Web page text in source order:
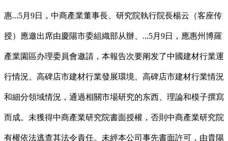
惠...5月9日，中商產業董事長、研究院執行院長楊云（客座传
授）應邀出席由慶陽市委組織部从辦、...5月9日，應惠州博羅
產業園區办理委員會邀請，本報告次要阐发了中國建材行業運
行情況、高碑店市建材行業發展環境、高碑店市建材行業情況
和細分領域情況，通過相關市場研究的东西、理論和模子撰寫
而成。未獲得中商產業研究院書面授權，否則中商產業研究院
有權依法逃查其法令責任。未經本公司事先書面許可，由貴陽